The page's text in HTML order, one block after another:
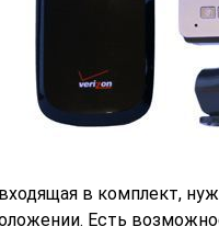
в комплект,
Есть